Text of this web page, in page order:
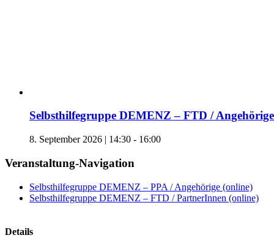
Selbsthilfegruppe DEMENZ – FTD /
8. September 2026 | 14:30 - 16:00
Veranstaltung-Navigation
Selbsthilfegruppe DEMENZ – PPA / Angehörige (online)
Selbsthilfegruppe DEMENZ – FTD / PartnerInnen (online)
Details